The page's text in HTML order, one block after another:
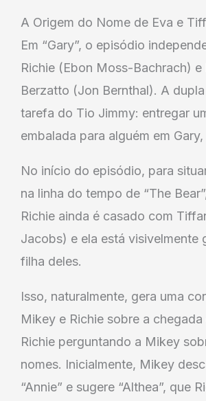
A Origem do Nome de Eva e
Em “Gary”, o episódio
Richie (Ebon Moss-Bachrach)
Berzatto (Jon Bernthal). A
tarefa do Tio Jimmy: entregar
embalada para alguém em Gary,
No início do episódio, para
na linha do tempo de “The
Richie ainda é casado com
Jacobs) e ela está visivelmente
filha deles.
Isso, naturalmente, gera uma
Mikey e Richie sobre a
Richie perguntando a Mikey
nomes. Inicialmente, Mikey
“Annie” e sugere “Althea”, que